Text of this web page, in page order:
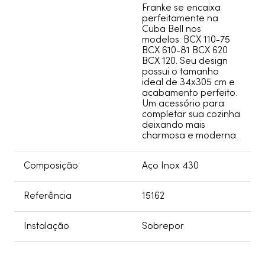
Franke se encaixa
perfeitamente na
Cuba Bell nos
modelos: BCX 110-75
BCX 610-81 BCX 620
BCX 120. Seu design
possui o tamanho
ideal de 34x305 cm e
acabamento perfeito.
Um acessório para
completar sua cozinha
deixando mais
charmosa e moderna.
Composição Aço Inox 430
Referência 15162
Instalação Sobrepor